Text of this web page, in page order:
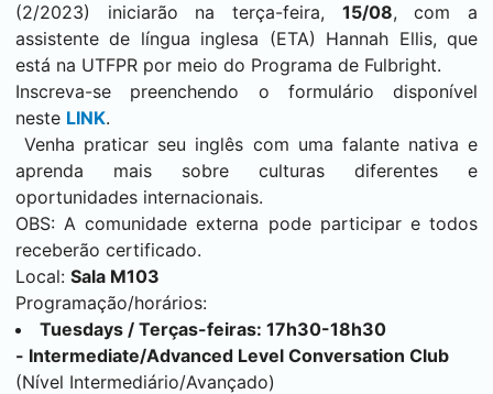
(2/2023) iniciarão na terça-feira, 15/08, com a
assistente de língua inglesa (ETA) Hannah Ellis, que
está na UTFPR por meio do Programa de Fulbright.
Inscreva-se preenchendo o formulário disponível
neste LINK.
Venha praticar seu inglês com uma falante nativa e
aprenda mais sobre culturas diferentes e
oportunidades internacionais.
OBS: A comunidade externa pode participar e todos
receberão certificado.
Local: Sala M103
Programação/horários:
Tuesdays / Terças-feiras: 17h30-18h30
- Intermediate/Advanced Level Conversation Club
(Nível Intermediário/Avançado)